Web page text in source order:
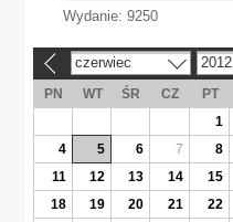
Wydanie: 9250
czerwiec 2012
PN WT ŚR CZ PT
1
4
5 6 7 8
11
12 13 14 15
18
19 20 21 22